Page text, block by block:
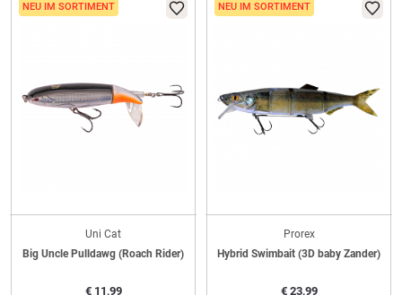
NEU IM SORTIMENT
Uni Cat
Big Uncle Pulldawg (Roach Rider)
€11,99
NEU IM SORTIMENT
Prorex
Hybrid Swimbait (3D baby Zander)
€23,99